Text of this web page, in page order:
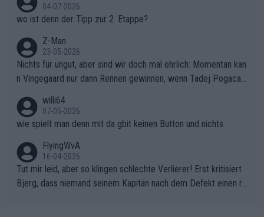
04-07-2026
wo ist denn der Tipp zur 2. Etappe?
Z-Man
23-05-2026
Nichts für ungut, aber sind wir doch mal ehrlich: Momentan kan
n Vingegaard nur dann Rennen gewinnen, wenn Tadej Pogacar
willi64
07-05-2026
wie spielt man denn mit da gbit keinen Button und nichts
FlyingWvA
16-04-2026
Tut mir leid, aber so klingen schlechte Verlierer! Erst kritisiert
Bjerg, dass niemand seinem Kapitän nach dem Defekt einen ro